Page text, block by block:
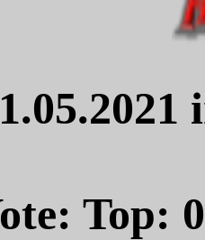
Top: 0